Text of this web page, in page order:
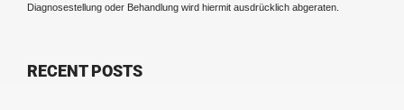
Diagnosestellung oder Behandlung wird hiermit ausdrücklich abgeraten.
RECENT POSTS